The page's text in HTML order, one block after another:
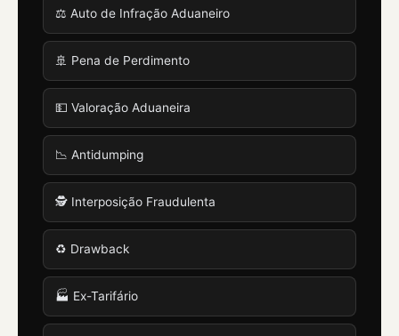
⚖️ Auto de Infração Aduaneiro
🚢 Pena de Perdimento
💵 Valoração Aduaneira
📉 Antidumping
🕵️ Interposição Fraudulenta
♻️ Drawback
🏭 Ex-Tarifário